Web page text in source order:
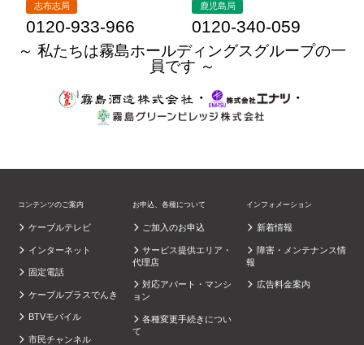
志布志局
0120-933-966
鹿児島局
0120-340-059
～ 私たちは霧島ホールディングスグループの一
員です ～
・
・
コンテンツのご案内
ケーブルテレビ
インターネット
固定電話
ケーブルプラスでんき
BTVモバイル
市民チャンネル
お申込、各種について
ご加入のお申込
サービス提供エリア・
代理店
対応アパート・マンシ
ョン
各種変更手続きについ
て
インフォメーション
新着情報
障害・メンテナンス情
報
広告料金案内